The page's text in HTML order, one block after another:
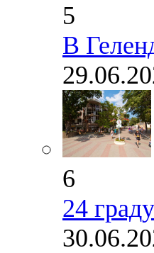
5
В
6
24